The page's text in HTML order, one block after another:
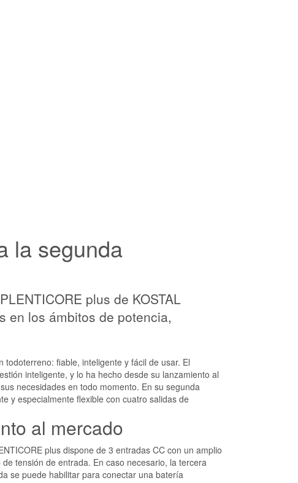
la segunda
plus de KOSTAL
en los ámbitos de potencia,
fiable, inteligente y fácil de usar. El
inteligente, y lo ha hecho desde su lanzamiento al
necesidades en todo momento. En su segunda
y especialmente flexible con cuatro salidas de
al mercado
plus dispone de 3 entradas CC con un amplio
de tensión de entrada. En caso necesario, la tercera
se puede habilitar para conectar una batería